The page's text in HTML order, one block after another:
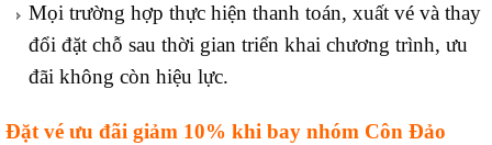
Mọi trường hợp thực hiện thanh toán, xuất vé và thay
đổi đặt chỗ sau thời gian triển khai chương trình, ưu
đãi không còn hiệu lực.
Đặt vé ưu đãi giảm 10% khi bay nhóm Côn Đảo